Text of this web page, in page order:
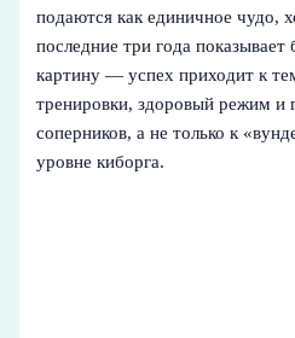
подаются как единичное чудо,
последние три года
картину — успех приходит к
тренировки, здоровый режим и
соперников, а не только к
уровне киборга.